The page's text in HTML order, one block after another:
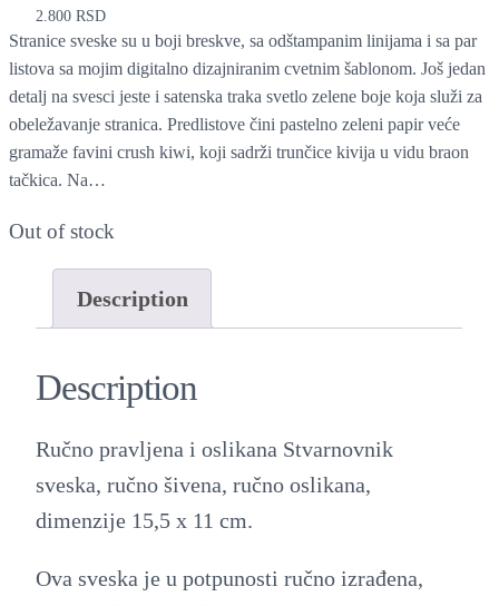
2.800RSD
Stranice sveske su u boji breskve, sa odštampanim linijama i sa par
listova sa mojim digitalno dizajniranim cvetnim šablonom. Još jedan
detalj na svesci jeste i satenska traka svetlo zelene boje koja služi za
obeležavanje stranica. Predlistove čini pastelno zeleni papir veće
gramaže favini crush kiwi, koji sadrži trunčice kivija u vidu braon
tačkica. Na…
Out of stock
Description
Description
Ručno pravljena i oslikana Stvarnovnik
sveska, ručno šivena, ručno oslikana,
dimenzije 15,5 x 11 cm.
Ova sveska je u potpunosti ručno izrađena,